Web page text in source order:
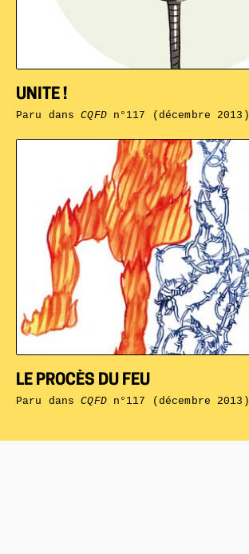
LE PROCÈS DU FEU
Paru dansCQFDn°117 (décembre 2013)
UNITE !
Paru dansCQFDn°117 (décembre 2013)